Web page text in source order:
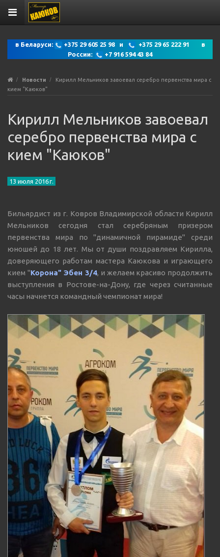
в Беларуси: +375 29 605 25 98 и
+375 29 65 222 91 в
России:
+7 916 594 43 84
Новости
Кирилл Мельников завоевал серебро первенства мира с
кием "Каюков"
Кирилл Мельников завоевал
серебро первенства мира с
кием "Каюков"
13 июля 2016 г.
Бильярдист из г. Ковров Владимирской области Кирилл
Мельников сегодня стал серебряным призером
первенства мира по "динамичной пирамиде" среди
юношей до 18 лет. Мы от души поздравляем Кирилла,
доверяющего работам мастера Каюкова и играющего
кием "Корона" Эбен 3/4, и желаем красиво продолжить
выступления в Ростове-на-Дону, где через считанные
часы начнется командный чемпионат мира!